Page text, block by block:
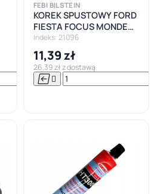


FEBI BILSTEIN
KOREK SPUSTOWY FORD
FIESTA FOCUS MONDEO
GALAXY KA
Indeks: 21096
11,39 zł
26,39 zł z dostawą
 